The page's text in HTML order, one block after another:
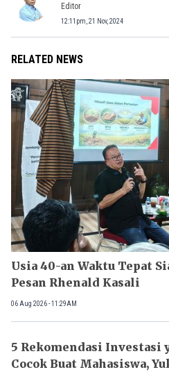
Editor
12:11pm, 21 Nov, 2024
RELATED NEWS
Usia 40-an Waktu Tepat
Pesan Rhenald Kasali
06 Aug 2026 - 11:29AM
5 Rekomendasi Investasi
Cocok Buat Mahasiswa,